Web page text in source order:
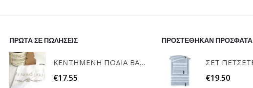
ΠΡΩΤΑ ΣΕ ΠΩΛΗΣΕΙΣ
ΚΕΝΤΗΜΕΝΗ ΠΟΔΙΑ ΒΑΦΤΙΣΗΣ "Η ΝΟΝΑ ΜΟΥ" RAISON D'ETRE
€17.55
ΠΡΟΣΤΕΘΗΚΑΝ ΠΡΟΣΦΑΤΑ
€19.50